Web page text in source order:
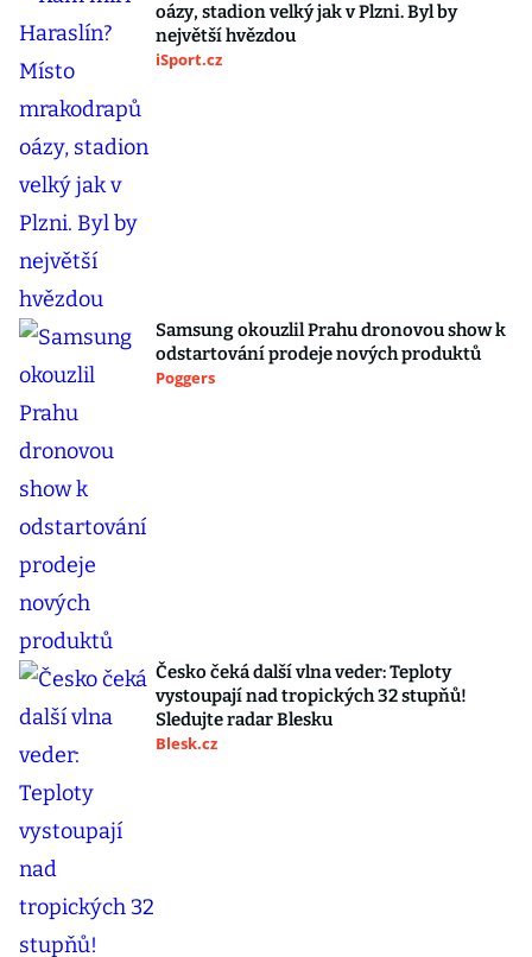
oázy, stadion velký jak v Plzni. Byl by
největší hvězdou
iSport.cz
Samsung okouzlil Prahu dronovou show k
odstartování prodeje nových produktů
Poggers
Česko čeká další vlna veder: Teploty
vystoupají nad tropických 32 stupňů!
Sledujte radar Blesku
Blesk.cz